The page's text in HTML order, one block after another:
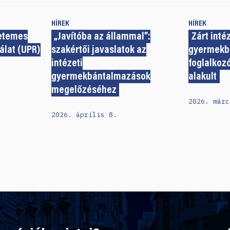
(UPR)
HÍREK
„Javítóba az állammal”:
szakértői javaslatok az
intézeti
gyermekbántalmazások
megelőzéséhez
2026. április 8.
HÍREK
Zárt
alakult
2026.